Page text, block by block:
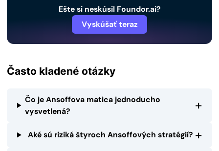
Ešte si neskúsil Foundor.ai?
Vyskúšať teraz
Často kladené otázky
Čo je Ansoffova matica jednoducho
vysvetlená?
+
Aké sú riziká štyroch Ansoffových stratégií? +